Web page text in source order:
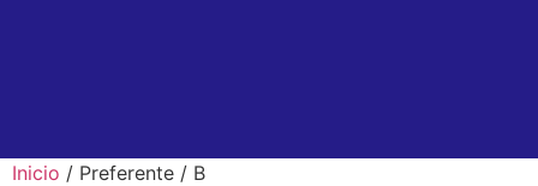
Inicio / Preferente / B